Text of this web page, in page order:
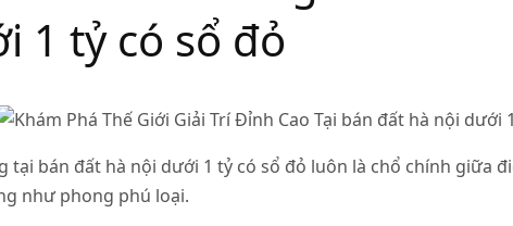
1 tỷ có sổ đỏ
tại bán đất hà nội dưới 1 tỷ có sổ đỏ luôn là chổ chính giữa
như phong phú loại.